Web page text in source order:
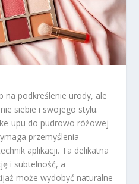
na podkreślenie urody, ale
siebie i swojego stylu.
upu do pudrowo różowej
przemyślenia
aplikacji. Ta delikatna
i subtelność, a
może wydobyć naturalne